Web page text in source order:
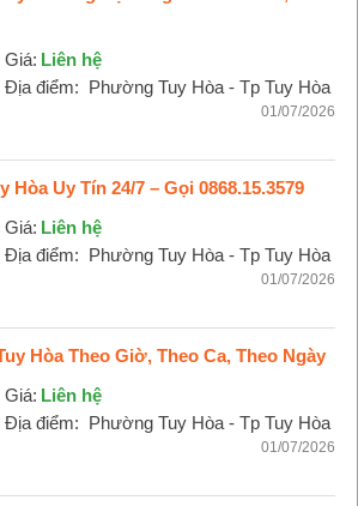
Giá: Liên hệ
Địa điểm: Phường Tuy Hòa - Tp Tuy Hòa
01/07/2026
Hòa Uy Tín 24/7 – Gọi 0868.15.3579
Giá: Liên hệ
Địa điểm: Phường Tuy Hòa - Tp Tuy Hòa
01/07/2026
Hòa Theo Giờ, Theo Ca, Theo Ngày
Giá: Liên hệ
Địa điểm: Phường Tuy Hòa - Tp Tuy Hòa
01/07/2026